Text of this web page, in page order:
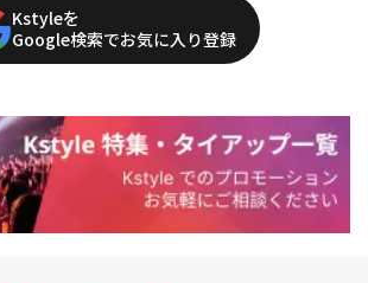
Kstyleを
Google検索でお気に入り登録